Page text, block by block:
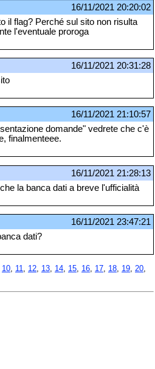
16/11/2021 20:20:02
il flag? Perché sul sito non risulta
l'eventuale proroga
16/11/2021 20:31:28
16/11/2021 21:10:57
domande" vedrete che c'è
finalmenteee.
16/11/2021 21:28:13
la banca dati a breve l'ufficialità
16/11/2021 23:47:21
dati?
10, 11, 12, 13, 14, 15, 16, 17, 18, 19, 20,